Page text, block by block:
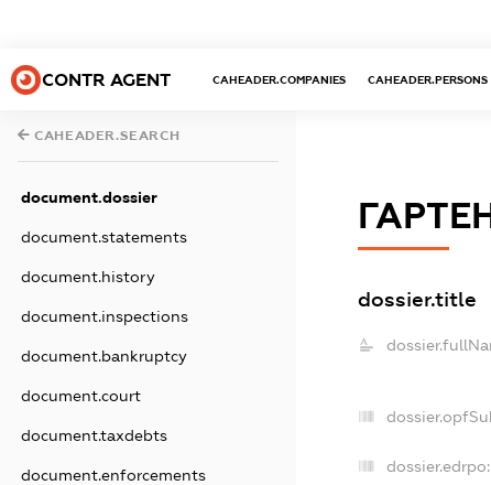
CONTR AGENT CAHEADER.COMPANIES CAHEADER.PERSONS
CAHEADER.SEARCH
document.dossier
document.statements
document.history
document.inspections
document.bankruptcy
document.court
document.taxdebts
document.enforcements
dossier.title
dossier.edrpo: